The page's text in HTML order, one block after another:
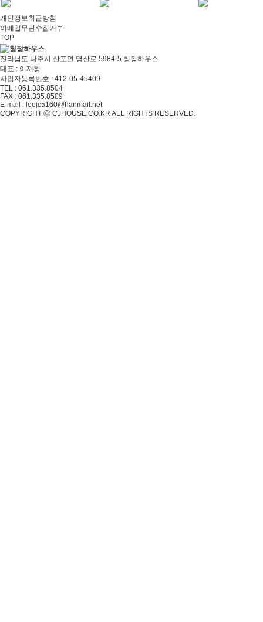
개인정보취급방침
이메일무단수집거부
TOP
전라남도 나주시 산포면 영산로 5984-5 청정하우스
대표 : 이재청
사업자등록번호 : 412-05-45409
TEL : 061.335.8504
FAX : 061.335.8509
E-mail : leejc5160@hanmail.net
COPYRIGHT ⓒ CJHOUSE.CO.KR ALL RIGHTS RESERVED.